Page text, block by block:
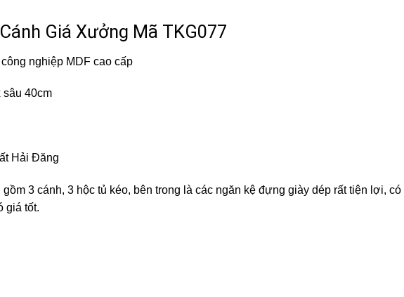
Giá Xưởng Mã TKG077
nghiệp MDF cao cấp
sâu 40cm
Hải Đăng
3 cánh, 3 hộc tủ kéo, bên trong là các ngăn kệ đựng giày dép rất tiện lợi, có
giá tốt.